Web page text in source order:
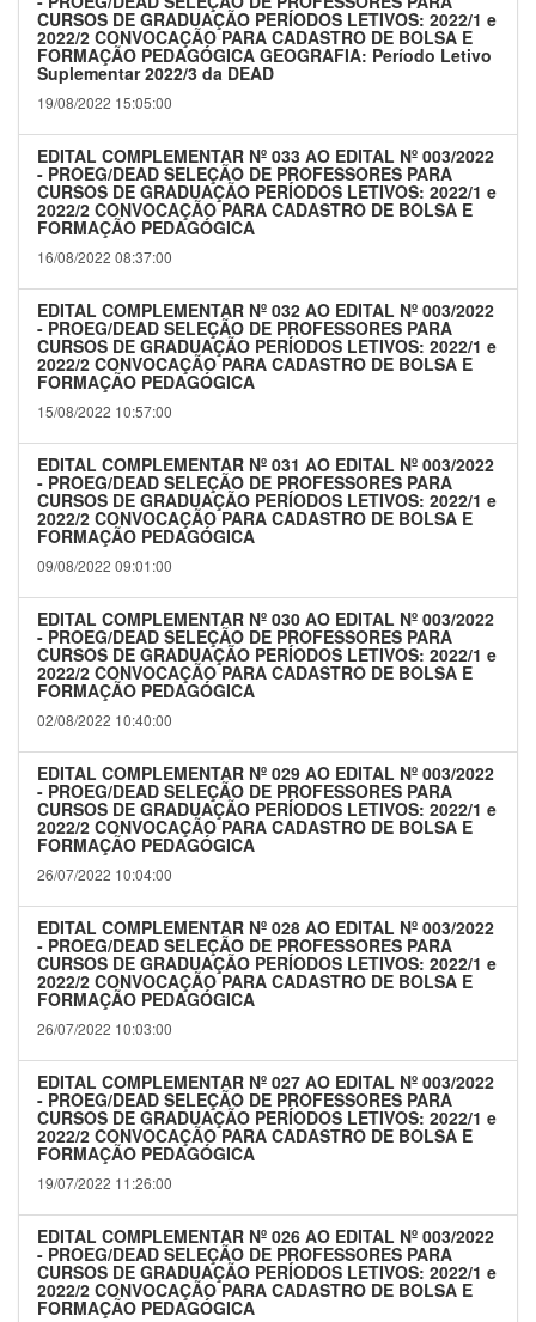
CURSOS DE GRADUAÇÃO PERÍODOS LETIVOS: 2022/1 e
2022/2 CONVOCAÇÃO PARA CADASTRO DE BOLSA E
FORMAÇÃO PEDAGÓGICA GEOGRAFIA: Período Letivo
Suplementar 2022/3 da DEAD
19/08/2022 15:05:00
EDITAL COMPLEMENTAR Nº 033 AO EDITAL Nº 003/2022
- PROEG/DEAD SELEÇÃO DE PROFESSORES PARA
CURSOS DE GRADUAÇÃO PERÍODOS LETIVOS: 2022/1 e
2022/2 CONVOCAÇÃO PARA CADASTRO DE BOLSA E
FORMAÇÃO PEDAGÓGICA
16/08/2022 08:37:00
EDITAL COMPLEMENTAR Nº 032 AO EDITAL Nº 003/2022
- PROEG/DEAD SELEÇÃO DE PROFESSORES PARA
CURSOS DE GRADUAÇÃO PERÍODOS LETIVOS: 2022/1 e
2022/2 CONVOCAÇÃO PARA CADASTRO DE BOLSA E
FORMAÇÃO PEDAGÓGICA
15/08/2022 10:57:00
EDITAL COMPLEMENTAR Nº 031 AO EDITAL Nº 003/2022
- PROEG/DEAD SELEÇÃO DE PROFESSORES PARA
CURSOS DE GRADUAÇÃO PERÍODOS LETIVOS: 2022/1 e
2022/2 CONVOCAÇÃO PARA CADASTRO DE BOLSA E
FORMAÇÃO PEDAGÓGICA
09/08/2022 09:01:00
EDITAL COMPLEMENTAR Nº 030 AO EDITAL Nº 003/2022
- PROEG/DEAD SELEÇÃO DE PROFESSORES PARA
CURSOS DE GRADUAÇÃO PERÍODOS LETIVOS: 2022/1 e
2022/2 CONVOCAÇÃO PARA CADASTRO DE BOLSA E
FORMAÇÃO PEDAGÓGICA
02/08/2022 10:40:00
EDITAL COMPLEMENTAR Nº 029 AO EDITAL Nº 003/2022
- PROEG/DEAD SELEÇÃO DE PROFESSORES PARA
CURSOS DE GRADUAÇÃO PERÍODOS LETIVOS: 2022/1 e
2022/2 CONVOCAÇÃO PARA CADASTRO DE BOLSA E
FORMAÇÃO PEDAGÓGICA
26/07/2022 10:04:00
EDITAL COMPLEMENTAR Nº 028 AO EDITAL Nº 003/2022
- PROEG/DEAD SELEÇÃO DE PROFESSORES PARA
CURSOS DE GRADUAÇÃO PERÍODOS LETIVOS: 2022/1 e
2022/2 CONVOCAÇÃO PARA CADASTRO DE BOLSA E
FORMAÇÃO PEDAGÓGICA
26/07/2022 10:03:00
EDITAL COMPLEMENTAR Nº 027 AO EDITAL Nº 003/2022
- PROEG/DEAD SELEÇÃO DE PROFESSORES PARA
CURSOS DE GRADUAÇÃO PERÍODOS LETIVOS: 2022/1 e
2022/2 CONVOCAÇÃO PARA CADASTRO DE BOLSA E
FORMAÇÃO PEDAGÓGICA
19/07/2022 11:26:00
EDITAL COMPLEMENTAR Nº 026 AO EDITAL Nº 003/2022
- PROEG/DEAD SELEÇÃO DE PROFESSORES PARA
CURSOS DE GRADUAÇÃO PERÍODOS LETIVOS: 2022/1 e
2022/2 CONVOCAÇÃO PARA CADASTRO DE BOLSA E
FORMAÇÃO PEDAGÓGICA